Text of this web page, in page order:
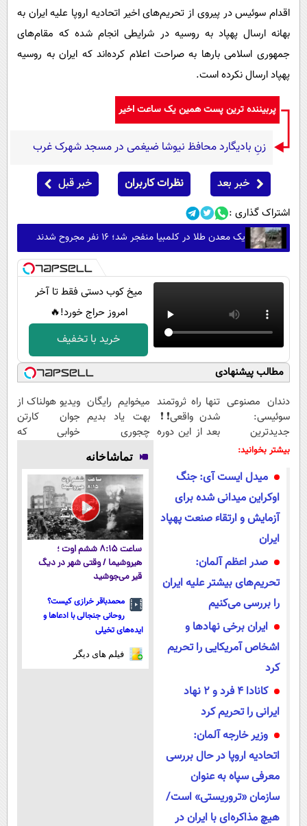
اقدام سوئیس در پیروی از تحریم‌های اخیر اتحادیه اروپا علیه ایران به
بهانه ارسال پهپاد به روسیه در شرایطی انجام شده که مقام‌های
جمهوری اسلامی بار‌ها به صراحت اعلام کرده‌اند که ایران به روسیه
پهپاد ارسال نکرده است.
پربیننده ترین پست همین یک ساعت اخیر
زنِ بادیگارد محافظ نیوشا ضیغمی در مسجد شهرک غرب
خبر بعد نظرات کاربران خبر قبل
اشتراک گذاری :
یک معدن طلا در کلمبیا منفجر شد؛ ۱۶ نفر مجروح شدند
میخ کوب دستی فقط تا آخر
امروز حراج خورد!🔥
خرید با تخفیف
مطالب پیشنهادی
دندان مصنوعی
سوئیسی:
جدیدترین
فناوری اروپا،
پرداخت قسطی
تنها راه ثروتمند
شدن واقعی❗❗
بعد از این دوره
میخوایم رایگان
بهت یاد بدیم
چجوری
پولدارشی! باور
نداری امتحانش
مجانیه
ویدیو هولناک از
جوان کارتن
خوابی که
بیشتر بخوانید:
میدل ایست آی: جنگ
اوکراین میدانی شده برای
آزمایش و ارتقاء صنعت پهپاد
ایران
صدر اعظم آلمان:
تحریم‌های بیشتر علیه ایران
را بررسی می‌کنیم
ایران برخی نهادها و
اشخاص آمریکایی را تحریم
کرد
کانادا 4 فرد و 2 نهاد
ایرانی را تحریم کرد
وزیر خارجه آلمان:
اتحادیه اروپا در حال بررسی
معرفی سپاه به عنوان
سازمان «تروریستی» است/
هیچ مذاکره‌ای با ایران در
تماشاخانه
ساعت ۸:۱۵ ششم اوت ؛
هیروشیما / وقتی شهر در دیگ
قیر می‌جوشید
محمدباقر خرازی کیست؟
روحانی جنجالی با ادعاها و
ایده‌های تخیلی
فیلم های دیگر